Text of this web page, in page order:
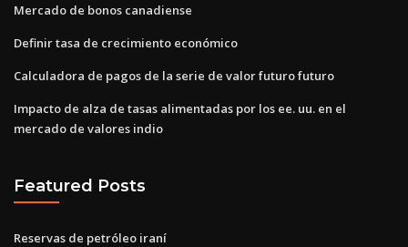
Mercado de bonos canadiense
Definir tasa de crecimiento económico
Calculadora de pagos de la serie de valor futuro futuro
Impacto de alza de tasas alimentadas por los ee. uu. en el
mercado de valores indio
Featured Posts
Reservas de petróleo iraní